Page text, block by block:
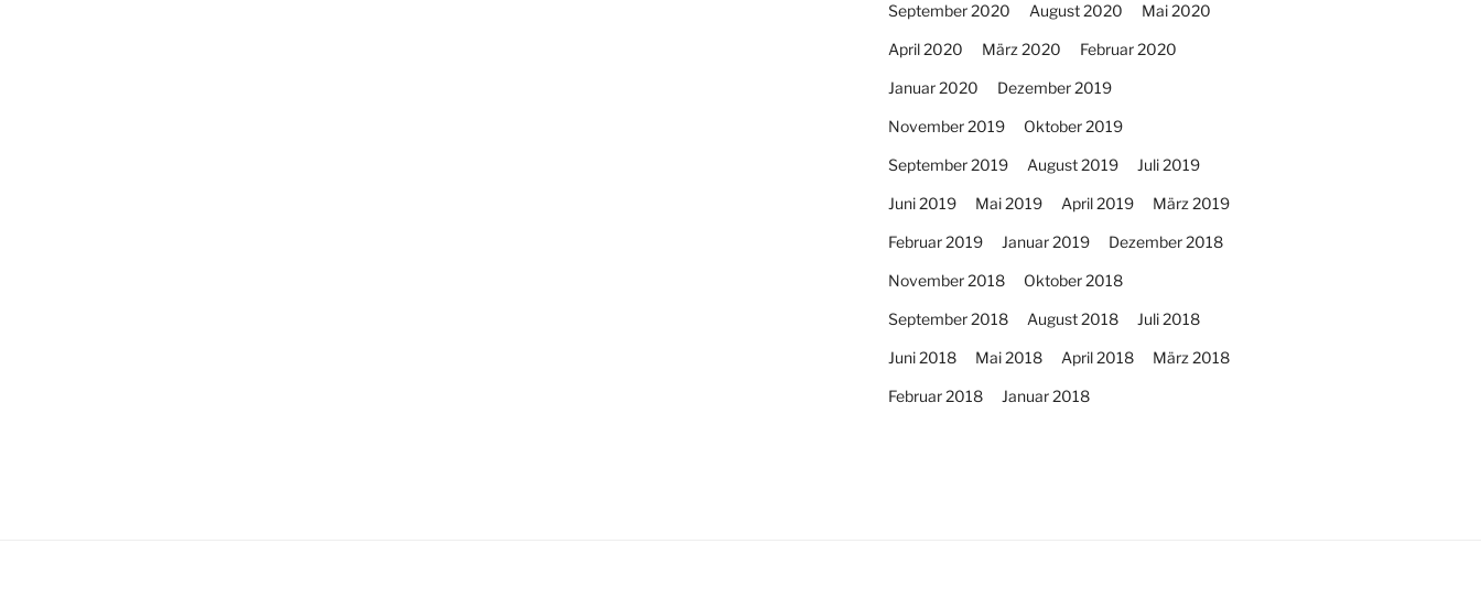
September 2020 August 2020 Mai 2020
April 2020 März 2020 Februar 2020
Januar 2020 Dezember 2019
November 2019 Oktober 2019
September 2019 August 2019 Juli 2019
Juni 2019 Mai 2019 April 2019 März 2019
Februar 2019 Januar 2019 Dezember 2018
November 2018 Oktober 2018
September 2018 August 2018 Juli 2018
Juni 2018 Mai 2018 April 2018 März 2018
Februar 2018 Januar 2018